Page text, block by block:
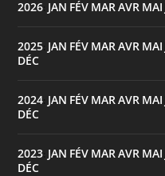
2026 JAN FÉV MAR AVR MAI
2025 JAN FÉV MAR AVR MAI
DÉC
2024 JAN FÉV MAR AVR MAI
DÉC
2023 JAN FÉV MAR AVR MAI
DÉC